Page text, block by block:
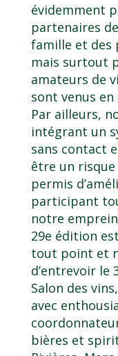
évidemment
partenaires
famille et des
mais surtout
amateurs de
sont venus
Par ailleurs,
intégrant un
sans contact
être un risque
permis
participant
notre
29e édition
tout point et
d’entrevoir le
Salon des
avec
bières et